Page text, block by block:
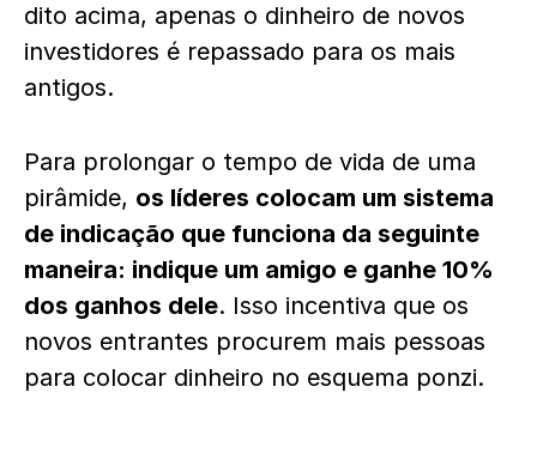
dito acima, apenas o dinheiro de novos
investidores é repassado para os mais
antigos.
Para prolongar o tempo de vida de uma
pirâmide, os líderes colocam um sistema
de indicação que funciona da seguinte
maneira: indique um amigo e ganhe 10%
dos ganhos dele. Isso incentiva que os
novos entrantes procurem mais pessoas
para colocar dinheiro no esquema ponzi.